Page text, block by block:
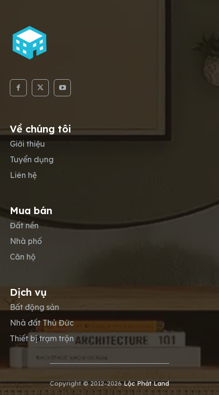
Về chúng tôi
Giới thiệu
Tuyển dụng
Liên hệ
Mua bán
Đất nền
Nhà phố
Căn hộ
Dịch vụ
Bất động sản
Nhà đất Thủ Đức
Thiết bị trạm trộn
Copyright © 2012-2026Lộc Phát Land